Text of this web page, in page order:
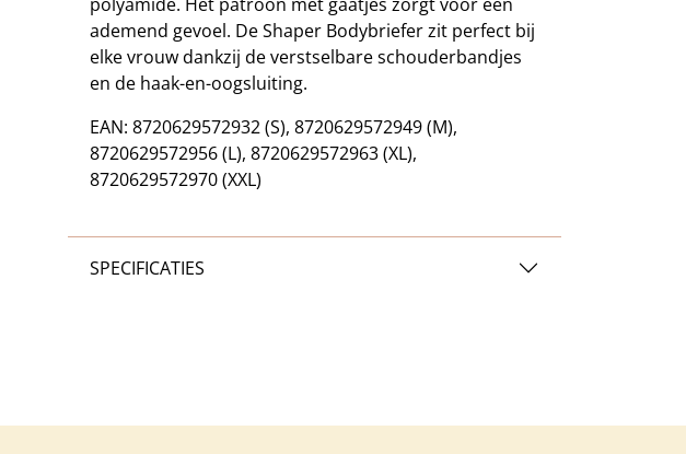
ademend gevoel. De Shaper Bodybriefer zit perfect bij
elke vrouw dankzij de verstselbare schouderbandjes
en de haak-en-oogsluiting.
EAN: 8720629572932 (S), 8720629572949 (M),
8720629572956 (L), 8720629572963 (XL),
8720629572970 (XXL)
SPECIFICATIES